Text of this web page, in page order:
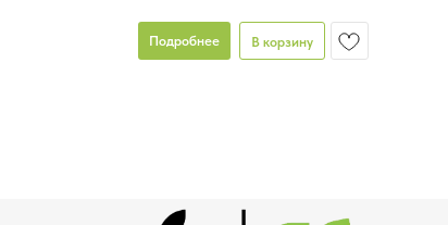
Подробнее В корзину